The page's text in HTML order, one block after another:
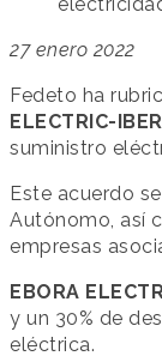
27 enero 2022
Fedeto ha
ELECTRIC-
suministro
Este acuerdo
Autónomo, así
empresas
EBORA
y un 30% de
eléctrica.